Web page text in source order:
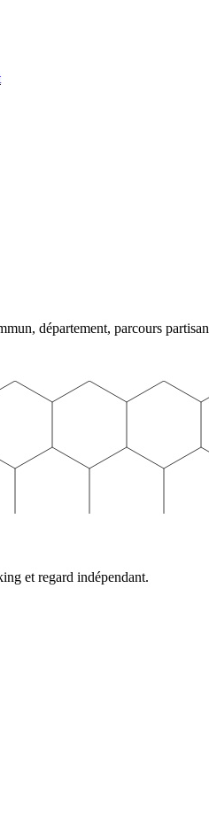
département, parcours partisan
et regard indépendant.